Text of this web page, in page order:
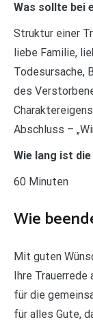
Was sollte bei
Struktur einer
liebe Familie,
Todesursache,
des
Abschluss –
Wie lang ist
60 Minuten
Wie
Mit guten
Ihre Trauerrede
für die
für alles Gute,